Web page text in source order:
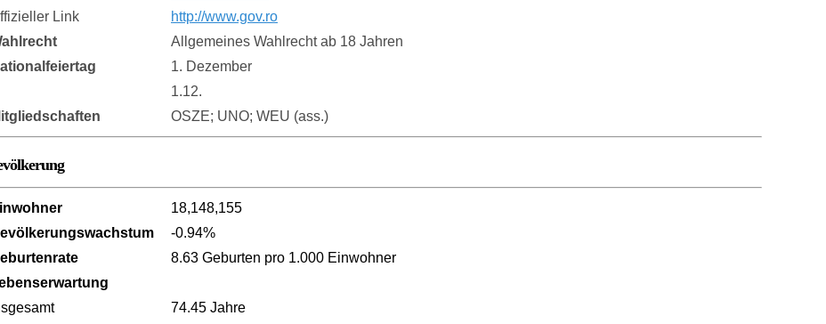
Link
http://www.gov.ro
Allgemeines Wahlrecht ab 18 Jahren
1. Dezember
1.12.
OSZE; UNO; WEU (ass.)
18,148,155
-0.94%
8.63 Geburten pro 1.000 Einwohner
74.45 Jahre